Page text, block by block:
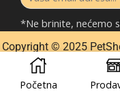
*Ne brinite, nećemo
Copyright © 2025 P
Početna